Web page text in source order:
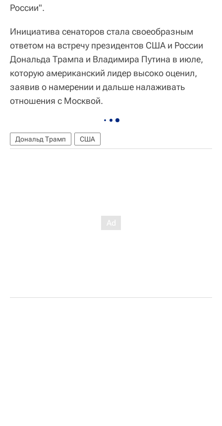
России".
Инициатива сенаторов стала своеобразным
ответом на встречу президентов США и России
Дональда Трампа и Владимира Путина в июле,
которую американский лидер высоко оценил,
заявив о намерении и дальше налаживать
отношения с Москвой.
Дональд Трамп США